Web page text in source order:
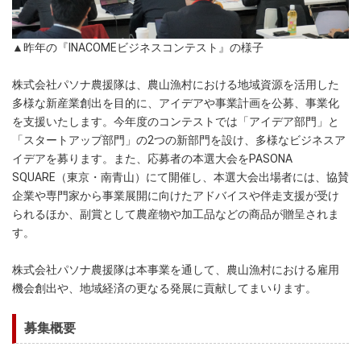
▲昨年の『INACOMEビジネスコンテスト』の様子
株式会社パソナ農援隊は、農山漁村における地域資源を活用した
多様な新産業創出を目的に、アイデアや事業計画を公募、事業化
を支援いたします。今年度のコンテストでは「アイデア部門」と
「スタートアップ部門」の2つの新部門を設け、多様なビジネスア
イデアを募ります。また、応募者の本選大会をPASONA
SQUARE（東京・南青山）にて開催し、本選大会出場者には、協賛
企業や専門家から事業展開に向けたアドバイスや伴走支援が受け
られるほか、副賞として農産物や加工品などの商品が贈呈されま
す。
株式会社パソナ農援隊は本事業を通して、農山漁村における雇用
機会創出や、地域経済の更なる発展に貢献してまいります。
募集概要